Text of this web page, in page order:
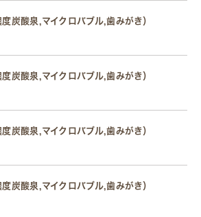
炭酸泉,マイクロバブル,歯みがき）
炭酸泉,マイクロバブル,歯みがき）
炭酸泉,マイクロバブル,歯みがき）
炭酸泉,マイクロバブル,歯みがき）